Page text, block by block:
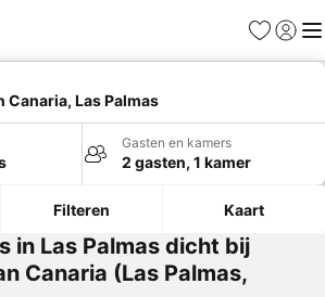
Favorieten
Canaria, Las Palmas
Gasten en kamers
2 gasten, 1 kamer
Filteren Kaart
in Las Palmas dicht bij
Canaria (Las Palmas,